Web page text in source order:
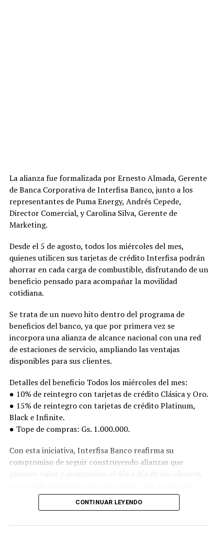
La alianza fue formalizada por Ernesto Almada, Gerente
de Banca Corporativa de Interfisa Banco, junto a los
representantes de Puma Energy, Andrés Cepede,
Director Comercial, y Carolina Silva, Gerente de
Marketing.
Desde el 5 de agosto, todos los miércoles del mes,
quienes utilicen sus tarjetas de crédito Interfisa podrán
ahorrar en cada carga de combustible, disfrutando de un
beneficio pensado para acompañar la movilidad
cotidiana.
Se trata de un nuevo hito dentro del programa de
beneficios del banco, ya que por primera vez se
incorpora una alianza de alcance nacional con una red
de estaciones de servicio, ampliando las ventajas
disponibles para sus clientes.
Detalles del beneficio Todos los miércoles del mes:
● 10% de reintegro con tarjetas de crédito Clásica y Oro.
● 15% de reintegro con tarjetas de crédito Platinum,
Black e Infinite.
● Tope de compras: Gs. 1.000.000.
Con esta iniciativa, Interfisa Banco reafirma su
compromiso de seguir construyendo alianzas que
CONTINUAR LEYENDO